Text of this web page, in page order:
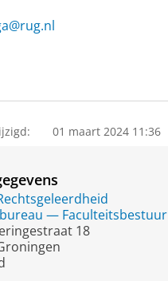
01 maart 2024 11:36
— Faculteitsbestuur
18